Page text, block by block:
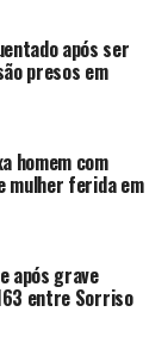
após ser
presos em
homem com
mulher ferida em
após grave
entre Sorriso